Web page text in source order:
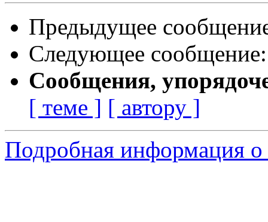
Предыдущее
Следующее
Сообщения,
[ теме ] [ автору ]
Подробная информация о